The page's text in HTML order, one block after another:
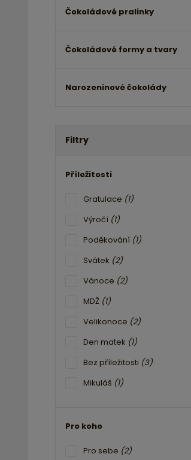
Čokoládové pralinky
Čokoládové formy a tvary
Narozeninové čokolády
Filtry
Příležitosti
Gratulace (1)
Výročí (1)
Poděkování (1)
Svátek (2)
Vánoce (2)
MDŽ (1)
Velikonoce (2)
Den matek (1)
Bez příležitosti (3)
Mikuláš (1)
Pro koho
Pro sebe (2)